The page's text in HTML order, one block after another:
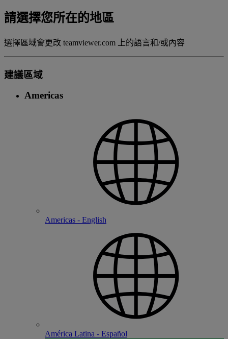
請選擇您所在的地區
選擇區域會更改 teamviewer.com 上的語言和/或內容
建議區域
Americas
Americas - English
América Latina - Español